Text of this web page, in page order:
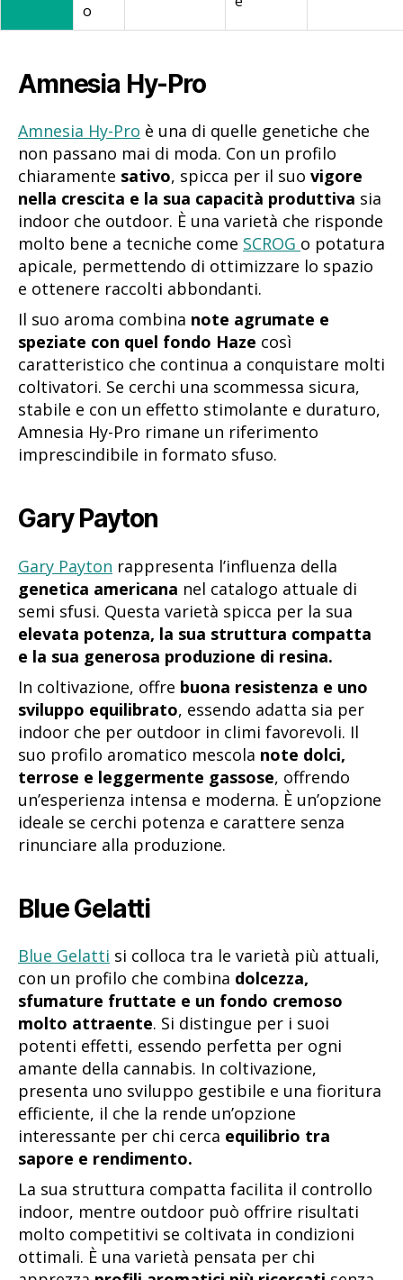
o
Amnesia Hy-Pro
Amnesia Hy-Pro è una di quelle genetiche che
non passano mai di moda. Con un profilo
chiaramente sativo, spicca per il suo vigore
nella crescita e la sua capacità produttiva sia
indoor che outdoor. È una varietà che risponde
molto bene a tecniche come SCROG o potatura
apicale, permettendo di ottimizzare lo spazio
e ottenere raccolti abbondanti.
Il suo aroma combina note agrumate e
speziate con quel fondo Haze così
caratteristico che continua a conquistare molti
coltivatori. Se cerchi una scommessa sicura,
stabile e con un effetto stimolante e duraturo,
Amnesia Hy-Pro rimane un riferimento
imprescindibile in formato sfuso.
Gary Payton
Gary Payton rappresenta l’influenza della
genetica americana nel catalogo attuale di
semi sfusi. Questa varietà spicca per la sua
elevata potenza, la sua struttura compatta
e la sua generosa produzione di resina.
In coltivazione, offre buona resistenza e uno
sviluppo equilibrato, essendo adatta sia per
indoor che per outdoor in climi favorevoli. Il
suo profilo aromatico mescola note dolci,
terrose e leggermente gassose, offrendo
un’esperienza intensa e moderna. È un’opzione
ideale se cerchi potenza e carattere senza
rinunciare alla produzione.
Blue Gelatti
Blue Gelatti si colloca tra le varietà più attuali,
con un profilo che combina dolcezza,
sfumature fruttate e un fondo cremoso
molto attraente. Si distingue per i suoi
potenti effetti, essendo perfetta per ogni
amante della cannabis. In coltivazione,
presenta uno sviluppo gestibile e una fioritura
efficiente, il che la rende un’opzione
interessante per chi cerca equilibrio tra
sapore e rendimento.
La sua struttura compatta facilita il controllo
indoor, mentre outdoor può offrire risultati
molto competitivi se coltivata in condizioni
ottimali. È una varietà pensata per chi